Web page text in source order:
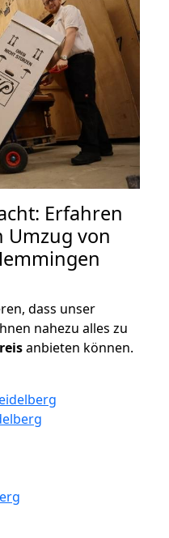
Erfahren
Umzug von
dass unser
nahezu alles zu
anbieten können.